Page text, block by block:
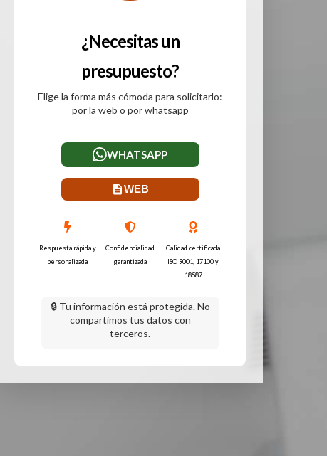
¿Necesitas un
presupuesto?
Elige la forma más cómoda para solicitarlo:
por la web o por whatsapp
WHATSAPP
WEB
Respuesta rápida y
personalizada
Confidencialidad
garantizada
Calidad certificada
ISO 9001, 17100 y
18587
🔒 Tu información está protegida. No
compartimos tus datos con
terceros.